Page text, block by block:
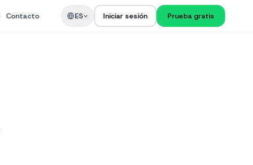
Contacto ES Iniciar sesión Prueba gratis